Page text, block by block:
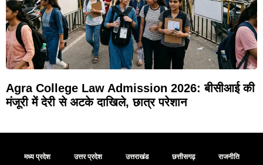
Agra College Law Admission 2026: बीसीआई की
मंजूरी में देरी से अटके दाखिले, छात्र परेशान
मध्य प्रदेश उत्तर प्रदेश उत्तराखंड छत्तीसगढ़ राजनीति